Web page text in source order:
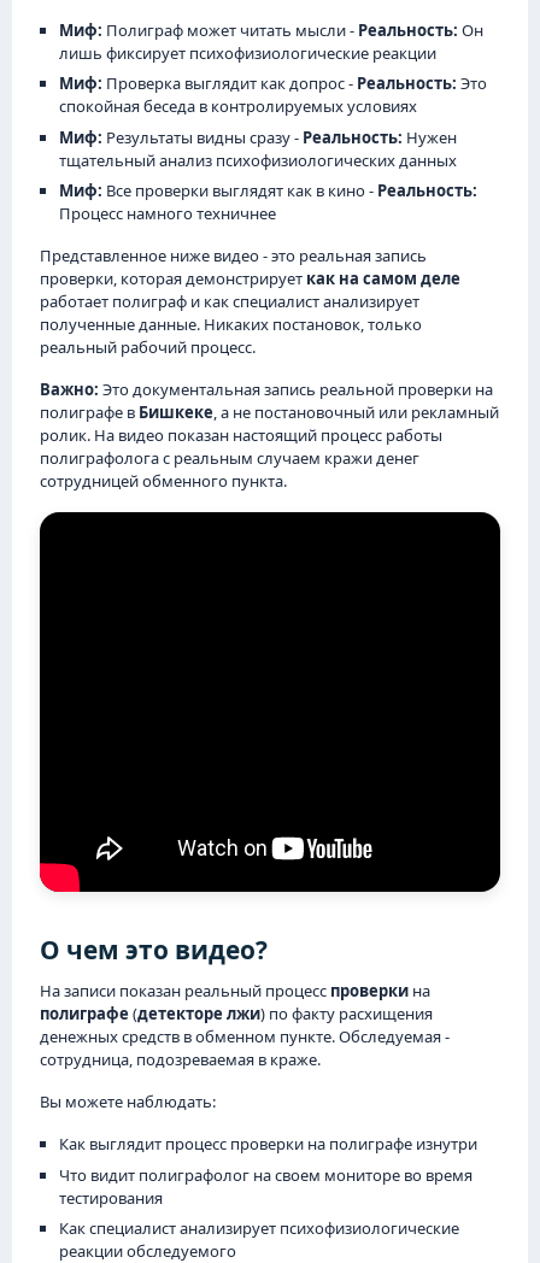
Миф: Полиграф может читать мысли - Реальность: Он
лишь фиксирует психофизиологические реакции
Миф: Проверка выглядит как допрос - Реальность: Это
спокойная беседа в контролируемых условиях
Миф: Результаты видны сразу - Реальность: Нужен
тщательный анализ психофизиологических данных
Миф: Все проверки выглядят как в кино - Реальность:
Процесс намного техничнее
Представленное ниже видео - это реальная запись
проверки, которая демонстрирует как на самом деле
работает полиграф и как специалист анализирует
полученные данные. Никаких постановок, только
реальный рабочий процесс.
Важно: Это документальная запись реальной проверки на
полиграфе в Бишкеке, а не постановочный или рекламный
ролик. На видео показан настоящий процесс работы
полиграфолога с реальным случаем кражи денег
сотрудницей обменного пункта.
О чем это видео?
На записи показан реальный процесс проверки на
полиграфе (детекторе лжи) по факту расхищения
денежных средств в обменном пункте. Обследуемая -
сотрудница, подозреваемая в краже.
Вы можете наблюдать:
Как выглядит процесс проверки на полиграфе изнутри
Что видит полиграфолог на своем мониторе во время
тестирования
Как специалист анализирует психофизиологические
реакции обследуемого